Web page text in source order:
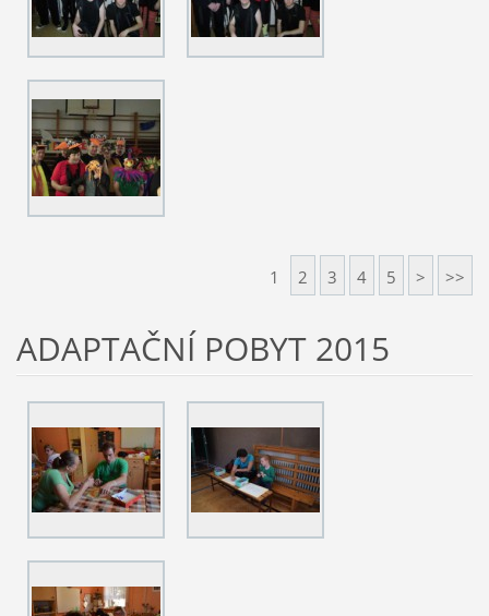
1 2 3 4 5 > >>
ADAPTAČNÍ POBYT 2015